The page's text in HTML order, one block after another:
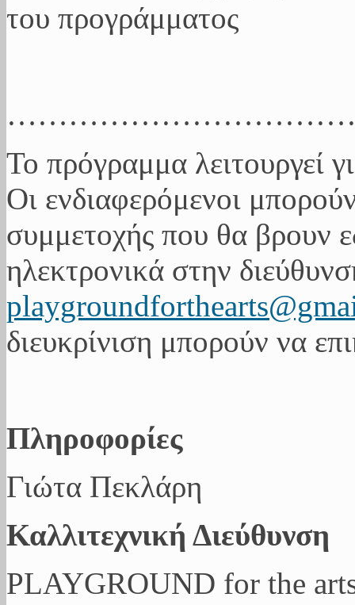
του προγράμματος
Το πρόγραμμα λειτουργεί
Οι ενδιαφερόμενοι
συμμετοχής που θα βρουν
ηλεκτρονικά στην
διευκρίνιση μπορούν να
Πληροφορίες
Γιώτα Πεκλάρη
Καλλιτεχνική Διεύθυνση
PLAYGROUND for the